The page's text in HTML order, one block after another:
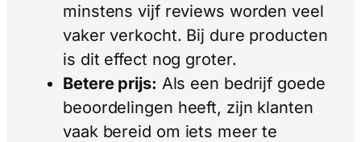
minstens vijf reviews worden veel
vaker verkocht. Bij dure producten
is dit effect nog groter.
Betere prijs: Als een bedrijf goede
beoordelingen heeft, zijn klanten
vaak bereid om iets meer te